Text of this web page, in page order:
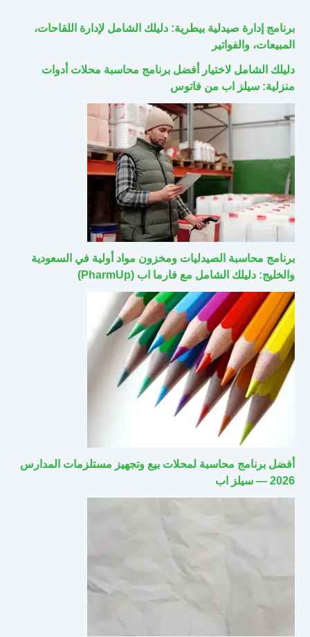
برنامج إدارة صيدلية بيطرية: دليلك الشامل لإدارة اللقاحات،
المبيعات، والفواتير
دليلك الشامل لاختيار أفضل برنامج محاسبة محلات أدوات
منزلية: سيلز اب من فاتوس
برنامج محاسبة الصيدليات ومخزون مواد أولية في السعودية
والخليج: دليلك الشامل مع فارما اب (PharmUp)
أفضل برنامج محاسبة لمحلات بيع وتجهيز مستلزمات المدارس
2026 — سيلز اب